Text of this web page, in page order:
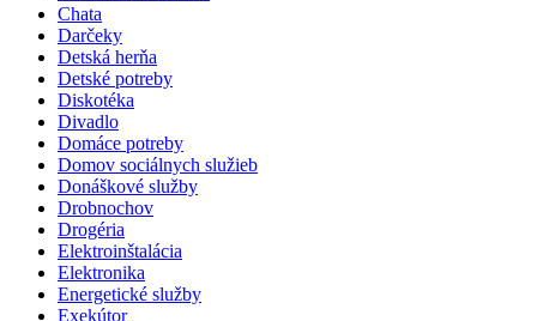
Chata
Darčeky
Detská herňa
Detské potreby
Diskotéka
Divadlo
Domáce potreby
Domov sociálnych služieb
Donáškové služby
Drobnochov
Drogéria
Elektroinštalácia
Elektronika
Energetické služby
Exekútor